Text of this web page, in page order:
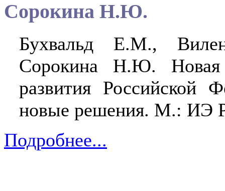
Сорокина Н.Ю.
Бухвальд Е.М.,
Сорокина Н.Ю. Новая
развития Российской
новые решения. М.: ИЭ
Подробнее...